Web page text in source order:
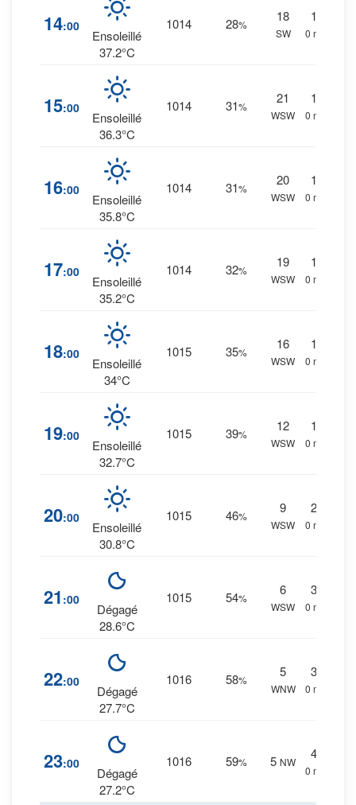
14:00
Ensoleillé
37.2°C
1014 28%
18
SW
1
0 mm.
15:00
Ensoleillé
36.3°C
1014 31%
21
WSW
1
0 mm.
16:00
Ensoleillé
35.8°C
1014 31%
20
WSW
1
0 mm.
17:00
Ensoleillé
35.2°C
1014 32%
19
WSW
1
0 mm.
18:00
Ensoleillé
34°C
1015 35%
16
WSW
1
0 mm.
19:00
Ensoleillé
32.7°C
1015 39%
12
WSW
1
0 mm.
20:00
Ensoleillé
30.8°C
1015 46%
9
WSW
2
0 mm.
21 :00
Dégagé
28.6°C
1015 54%
6
WSW
3
0 mm.
22:00
Dégagé
27.7°C
1016 58%
5
WNW
3
0 mm.
23:00
Dégagé
27.2°C
1016 59% 5 NW
4
0 mm.